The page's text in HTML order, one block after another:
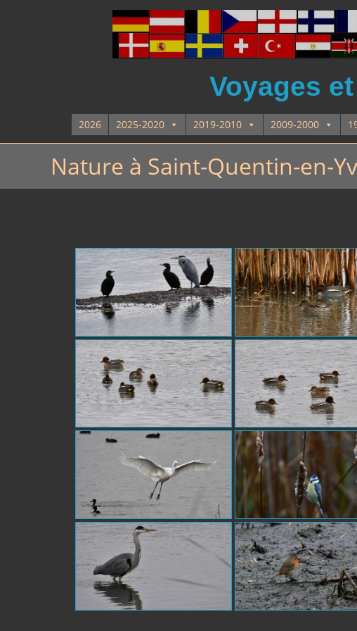
Voyages
2026 2025-2020 2019-2010 2009-2000
Nature à Saint-Quentin-en-